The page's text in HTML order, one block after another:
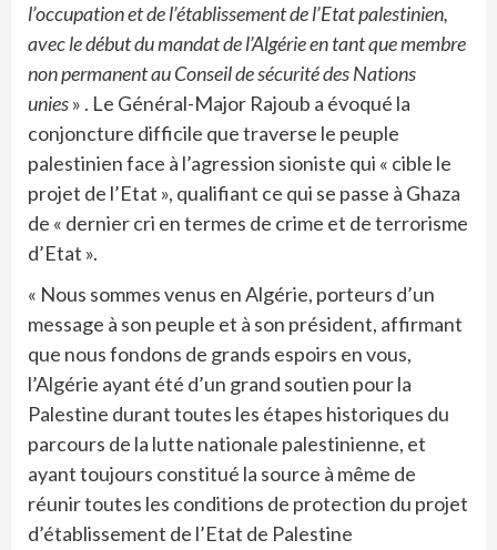
l’occupation et de l’établissement de l’Etat palestinien,
avec le début du mandat de l’Algérie en tant que membre
non permanent au Conseil de sécurité des Nations
unies» . Le Général-Major Rajoub a évoqué la
conjoncture difficile que traverse le peuple
palestinien face à l’agression sioniste qui « cible le
projet de l’Etat », qualifiant ce qui se passe à Ghaza
de « dernier cri en termes de crime et de terrorisme
d’Etat ».
« Nous sommes venus en Algérie, porteurs d’un
message à son peuple et à son président, affirmant
que nous fondons de grands espoirs en vous,
l’Algérie ayant été d’un grand soutien pour la
Palestine durant toutes les étapes historiques du
parcours de la lutte nationale palestinienne, et
ayant toujours constitué la source à même de
réunir toutes les conditions de protection du projet
d’établissement de l’Etat de Palestine